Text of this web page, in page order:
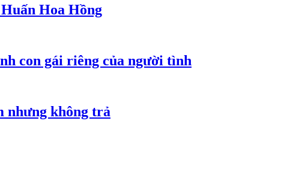
Hoa Hồng
con gái riêng của người tình
nhưng không trả